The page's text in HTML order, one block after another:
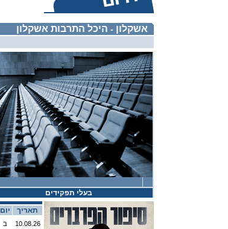
אשקלון - היכל התרבות אשקלון
בעלי תפקידים
יום תאריך
ב 10.08.26